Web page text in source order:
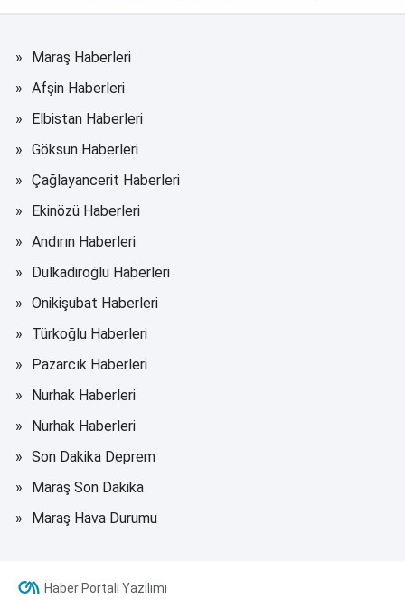
Maraş Haberleri
Afşin Haberleri
Elbistan Haberleri
Göksun Haberleri
Çağlayancerit Haberleri
Ekinözü Haberleri
Andırın Haberleri
Dulkadiroğlu Haberleri
Onikişubat Haberleri
Türkoğlu Haberleri
Pazarcık Haberleri
Nurhak Haberleri
Nurhak Haberleri
Son Dakika Deprem
Maraş Son Dakika
Maraş Hava Durumu
Haber Portalı Yazılımı